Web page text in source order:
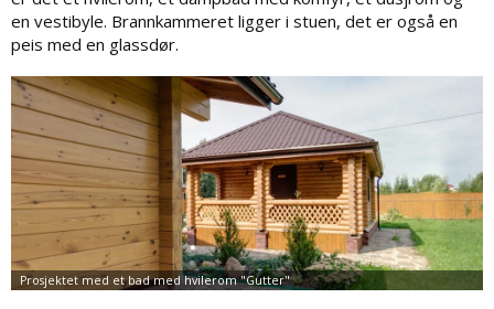
en vestibyle. Brannkammeret ligger i stuen, det er også en
peis med en glassdør.